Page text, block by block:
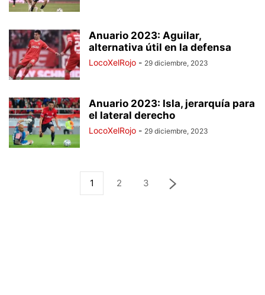
Anuario 2023: Aguilar,
alternativa útil en la defensa
LocoXelRojo - 29 diciembre, 2023
Anuario 2023: Isla, jerarquía para
el lateral derecho
LocoXelRojo - 29 diciembre, 2023
1 2 3